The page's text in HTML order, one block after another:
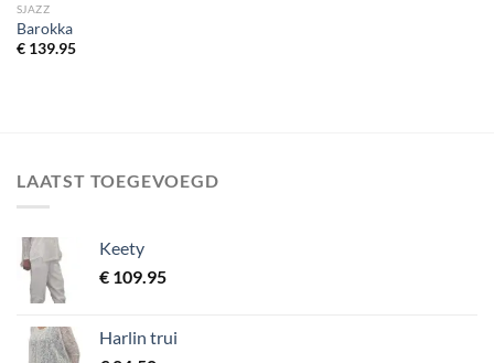
SJAZZ
Barokka
€139.95
LAATST TOEGEVOEGD
Keety
€ 109.95
Harlin trui